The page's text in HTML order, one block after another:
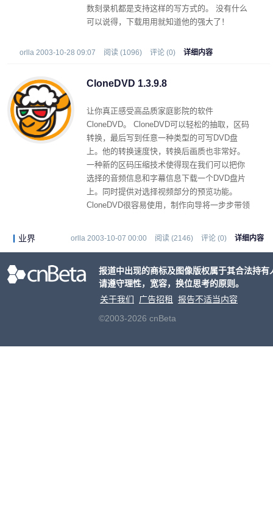
数刻录机都是支持这样的写方式的。 没有什么
可以说得，下载用用就知道他的强大了！
orlla 2003-10-28 09:07 阅读 (1096) 评论 (0) 详细内容
CloneDVD 1.3.9.8
让你真正感受高品质家庭影院的软件
CloneDVD。 CloneDVD可以轻松的抽取，区码
转换，最后写到任意一种类型的可写DVD盘
上。他的转换速度快，转换后画质也非常好。
一种新的区码压缩技术使得现在我们可以把你
选择的音频信息和字幕信息下载一个DVD盘片
上。同时提供对选择视频部分的预览功能。
CloneDVD很容易使用，制作向导将一步步带领
业界 orlla 2003-10-07 00:00 阅读 (2146) 评论 (0) 详细内容
报道中出现的商标及图像版权属于其合法持
请遵守理性，宽容，换位思考的原则。
关于我们
广告招租
报告不适当内容
©2003-2026 cnBeta